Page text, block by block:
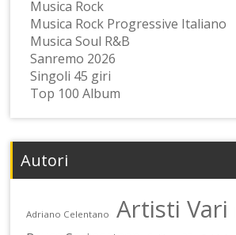
Musica Rock
Musica Rock Progressive Italiano
Musica Soul R&B
Sanremo 2026
Singoli 45 giri
Top 100 Album
Autori
Adriano Celentano Artisti Vari